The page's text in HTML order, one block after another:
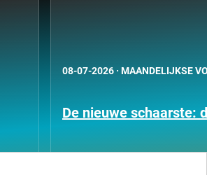
08-07-2026 · MAANDELIJKSE
De nieuwe schaarste: